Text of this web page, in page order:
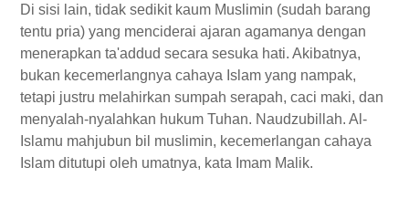
Di sisi lain, tidak sedikit kaum Muslimin (sudah barang
tentu pria) yang menciderai ajaran agamanya dengan
menerapkan ta'addud secara sesuka hati. Akibatnya,
bukan kecemerlangnya cahaya Islam yang nampak,
tetapi justru melahirkan sumpah serapah, caci maki, dan
menyalah-nyalahkan hukum Tuhan. Naudzubillah. Al-
Islamu mahjubun bil muslimin, kecemerlangan cahaya
Islam ditutupi oleh umatnya, kata Imam Malik.